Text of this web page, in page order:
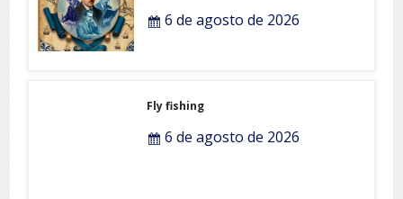
6 de agosto de 2026
Fly fishing
6 de agosto de 2026